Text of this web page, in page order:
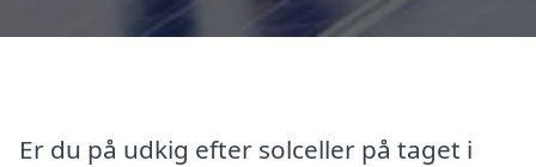
Er du på udkig efter solceller på taget i